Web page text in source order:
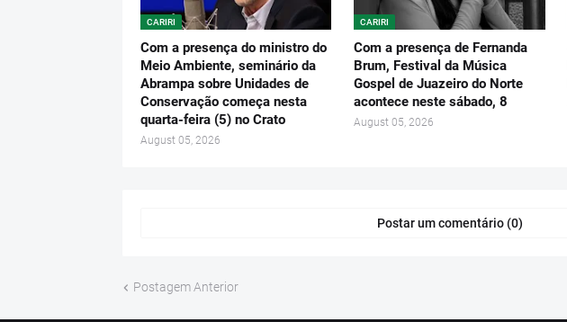
CARIRI
Com a presença do ministro do
Meio Ambiente, seminário da
Abrampa sobre Unidades de
Conservação começa nesta
quarta-feira (5) no Crato
August 05, 2026
CARIRI
Com a presença de Fernanda
Brum, Festival da Música
Gospel de Juazeiro do Norte
acontece neste sábado, 8
August 05, 2026
Postar um comentário (0)
Postagem Anterior